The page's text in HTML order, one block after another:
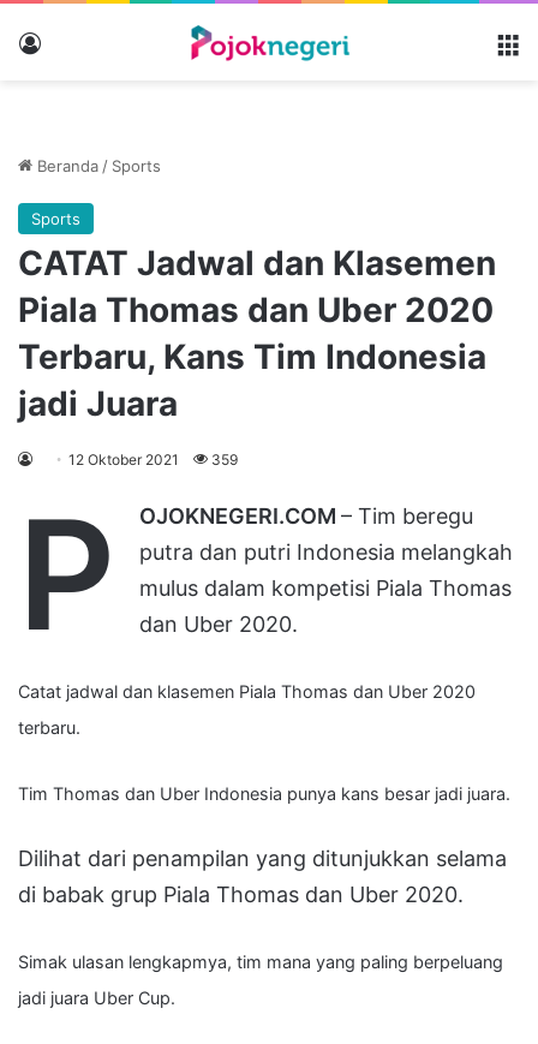
Beranda / Sports
Sports
CATAT Jadwal dan Klasemen
Piala Thomas dan Uber 2020
Terbaru, Kans Tim Indonesia
jadi Juara
12 Oktober 2021 359
P OJOKNEGERI.COM – Tim beregu
putra dan putri Indonesia melangkah
mulus dalam kompetisi Piala Thomas
dan Uber 2020.
Catat jadwal dan klasemen Piala Thomas dan Uber 2020
terbaru.
Tim Thomas dan Uber Indonesia punya kans besar jadi juara.
Dilihat dari penampilan yang ditunjukkan selama
di babak grup Piala Thomas dan Uber 2020.
Simak ulasan lengkapmya, tim mana yang paling berpeluang
jadi juara Uber Cup.